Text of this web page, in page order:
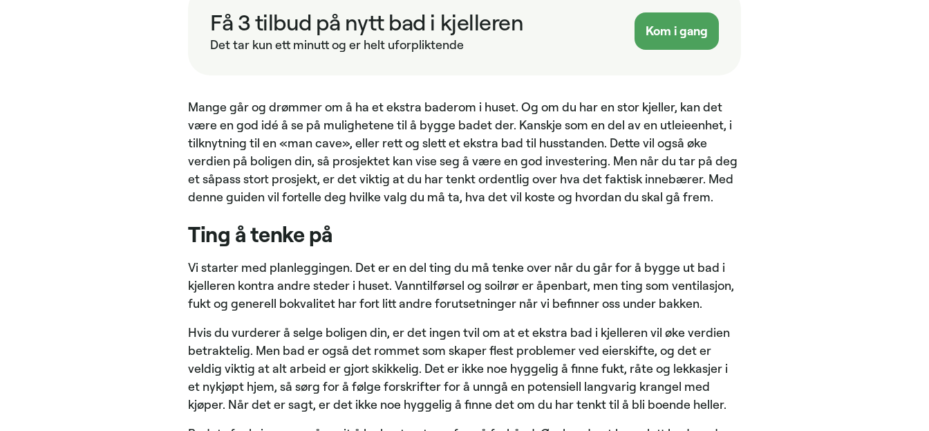
Få 3 tilbud på nytt bad i kjelleren
Det tar kun ett minutt og er helt uforpliktende
Kom i gang
Mange går og drømmer om å ha et ekstra baderom i huset. Og om du har en stor kjeller, kan det
være en god idé å se på mulighetene til å bygge badet der. Kanskje som en del av en utleieenhet, i
tilknytning til en «man cave», eller rett og slett et ekstra bad til husstanden. Dette vil også øke
verdien på boligen din, så prosjektet kan vise seg å være en god investering. Men når du tar på deg
et såpass stort prosjekt, er det viktig at du har tenkt ordentlig over hva det faktisk innebærer. Med
denne guiden vil fortelle deg hvilke valg du må ta, hva det vil koste og hvordan du skal gå frem.
Ting å tenke på
Vi starter med planleggingen. Det er en del ting du må tenke over når du går for å bygge ut bad i
kjelleren kontra andre steder i huset. Vanntilførsel og soilrør er åpenbart, men ting som ventilasjon,
fukt og generell bokvalitet har fort litt andre forutsetninger når vi befinner oss under bakken.
Hvis du vurderer å selge boligen din, er det ingen tvil om at et ekstra bad i kjelleren vil øke verdien
betraktelig. Men bad er også det rommet som skaper flest problemer ved eierskifte, og det er
veldig viktig at alt arbeid er gjort skikkelig. Det er ikke noe hyggelig å finne fukt, råte og lekkasjer i
et nykjøpt hjem, så sørg for å følge forskrifter for å unngå en potensiell langvarig krangel med
kjøper. Når det er sagt, er det ikke noe hyggelig å finne det om du har tenkt til å bli boende heller.